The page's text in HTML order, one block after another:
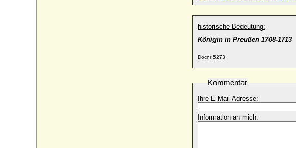
historische Bedeutung:
Königin in Preußen 1708-1713
Docnr:5273
Kommentar
Ihre E-Mail-Adresse:
Information an mich: